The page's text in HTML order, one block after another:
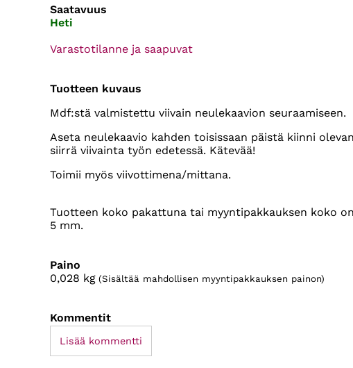
Saatavuus
Heti
Varastotilanne ja saapuvat
Tuotteen kuvaus
Mdf:stä valmistettu viivain neulekaavion seuraamiseen.
Aseta neulekaavio kahden toisissaan päistä kiinni
siirrä viivainta työn edetessä. Kätevää!
Toimii myös viivottimena/mittana.
Tuotteen koko pakattuna tai myyntipakkauksen koko
5 mm.
Paino
0,028 kg (Sisältää mahdollisen myyntipakkauksen painon)
Kommentit
Lisää kommentti